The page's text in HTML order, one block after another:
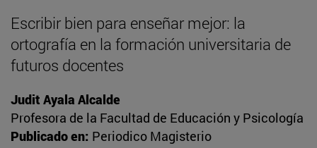
Escribir bien para enseñar mejor: la
ortografía en la formación universitaria de
futuros docentes
Judit Ayala Alcalde
Profesora de la Facultad de Educación y Psicología
Publicado en: Periodico Magisterio